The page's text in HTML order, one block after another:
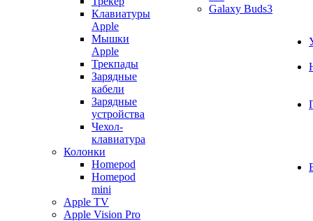
Клавиатуры
Apple
Мышки
Apple
Трекпады
Зарядные
кабели
Зарядные
устройства
Чехол-
клавиатура
Колонки
Homepod
Homepod
mini
Apple TV
Apple Vision Pro
Galaxy Buds3